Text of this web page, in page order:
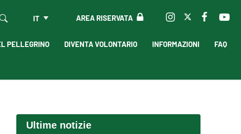
AREA RISERVATA
IT
PELLEGRINO DIVENTA VOLONTARIO INFORMAZIONI FAQ
Ultime notizie